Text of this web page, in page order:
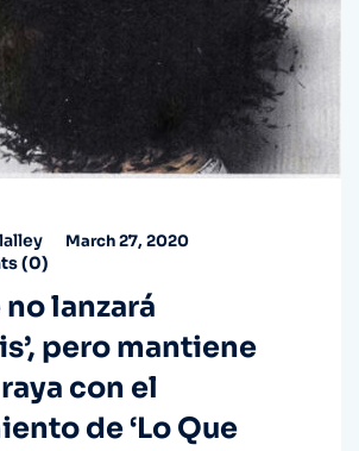
March 27, 2020
(0)
no lanzará
pero mantiene
con el
de ‘Lo Que